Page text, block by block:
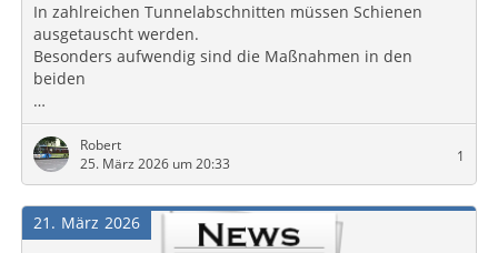
In zahlreichen Tunnelabschnitten müssen Schienen
ausgetauscht werden.
Besonders aufwendig sind die Maßnahmen in den
beiden
…
Robert
25. März 2026 um 20:33
1
März
21 2026